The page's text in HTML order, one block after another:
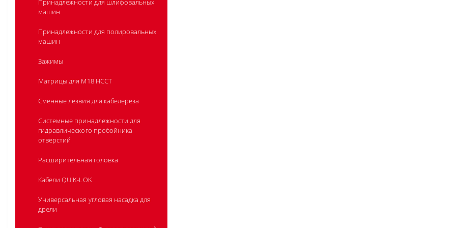
шуруповерта / дрель
Принадлежности для шлифовальных
машин
Принадлежности для полировальных
машин
Зажимы
Матрицы для M18 HCCT
Сменные лезвия для кабелереза
Системные принадлежности для
гидравлического пробойника
отверстий
Расширительная головка
Кабели QUIK-LOK
Универсальная угловая насадка для
дрели